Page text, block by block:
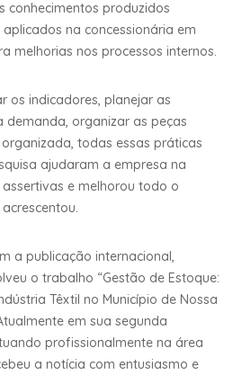
conhecimentos produzidos
na concessionária em
melhorias nos processos internos.
os indicadores, planejar as
organizar as peças
todas essas práticas
ajudaram a empresa na
e melhorou todo o
a publicação internacional,
o trabalho “Gestão de Estoque:
Têxtil no Município de Nossa
em sua segunda
profissionalmente na área
a notícia com entusiasmo e